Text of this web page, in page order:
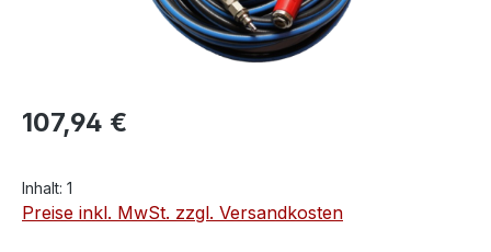
107,94 €
Inhalt: 1
Preise inkl. MwSt. zzgl. Versandkosten